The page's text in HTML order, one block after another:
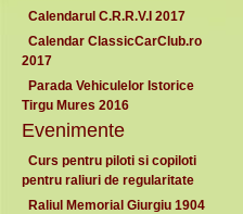
Calendarul C.R.R.V.I 2017
Calendar ClassicCarClub.ro
2017
Parada Vehiculelor Istorice
Tirgu Mures 2016
Evenimente
Curs pentru piloti si copiloti
pentru raliuri de regularitate
Raliul Memorial Giurgiu 1904